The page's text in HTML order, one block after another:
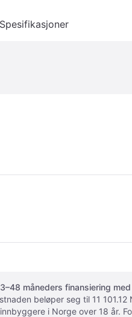
Spesifikasjoner
3–48 måneders finansiering med
beløper seg til 11
i Norge over 18 år.